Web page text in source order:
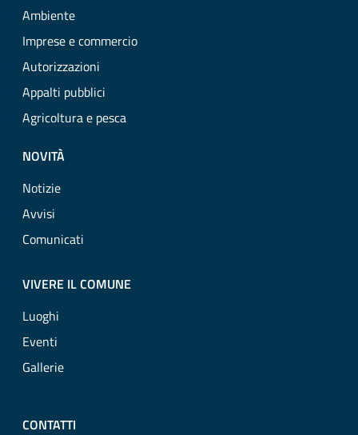
Ambiente
Imprese e commercio
Autorizzazioni
Appalti pubblici
Agricoltura e pesca
NOVITÀ
Notizie
Avvisi
Comunicati
VIVERE IL COMUNE
Luoghi
Eventi
Gallerie
CONTATTI